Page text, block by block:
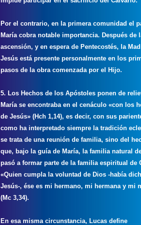
Por el contrario, en la primera comunidad el
María cobra notable importancia. Después de
ascensión, y en espera de Pentecostés, la
Jesús está presente personalmente en los
pasos de la obra comenzada por el Hijo.
5. Los Hechos de los Apóstoles ponen de
María se encontraba en el cenáculo «con los
de Jesús» (Hch 1,14), es decir, con sus
como ha interpretado siempre la tradición
se trata de una reunión de familia, sino del
que, bajo la guía de María, la familia natural
pasó a formar parte de la familia espiritual de
«Quien cumpla la voluntad de Dios -había
Jesús-, ése es mi hermano, mi hermana y mi
(Mc 3,34).
En esa misma circunstancia, Lucas define